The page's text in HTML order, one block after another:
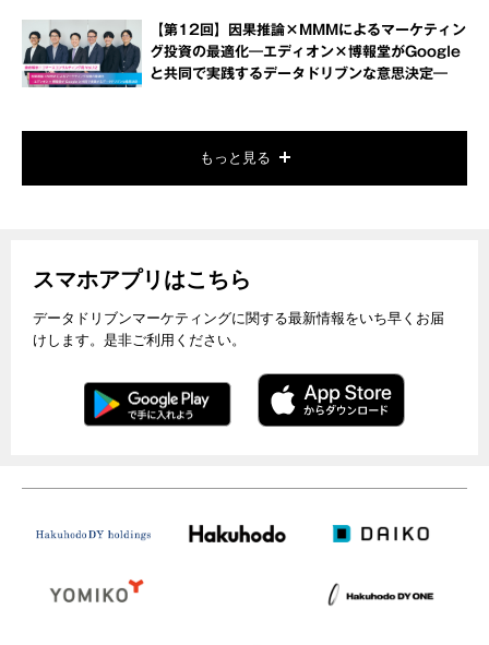
【第12回】因果推論×MMMによるマーケティン
グ投資の最適化―エディオン×博報堂がGoogle
と共同で実践するデータドリブンな意思決定―
もっと見る
スマホアプリはこちら
データドリブンマーケティングに関する最新情報をいち早くお届
けします。是非ご利用ください。